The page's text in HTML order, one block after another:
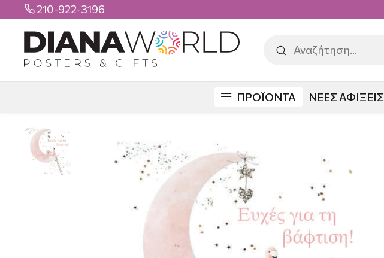
 210-922-3196
ΠΡΟΪΟΝΤΑ ΝΕΕΣ ΑΦΙΞΕΙΣ